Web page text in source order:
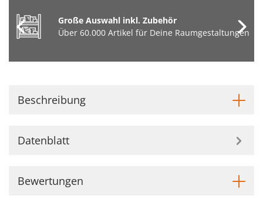
Große Auswahl inkl. Zubehör
Über 60.000 Artikel für Deine Raumgestaltungen
Beschreibung
Datenblatt
Bewertungen